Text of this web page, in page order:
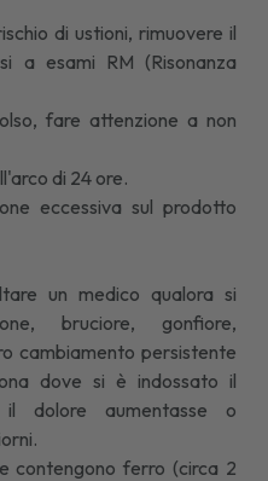
di ustioni, rimuovere il
a esami RM (Risonanza
fare attenzione a non
di 24 ore.
eccessiva sul prodotto
un medico qualora si
bruciore, gonfiore,
cambiamento persistente
dove si è indossato il
dolore aumentasse o
contengono ferro (circa 2